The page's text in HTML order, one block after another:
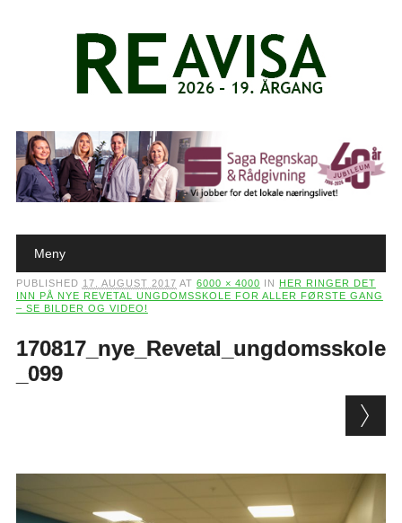
Main menu
Meny
PUBLISHED 17. AUGUST 2017 AT 6000 × 4000 IN
HER RINGER DET
INN PÅ NYE REVETAL UNGDOMSSKOLE FOR ALLER FØRSTE GANG
– SE BILDER OG VIDEO!
170817_nye_Revetal_ungdomsskole
_099